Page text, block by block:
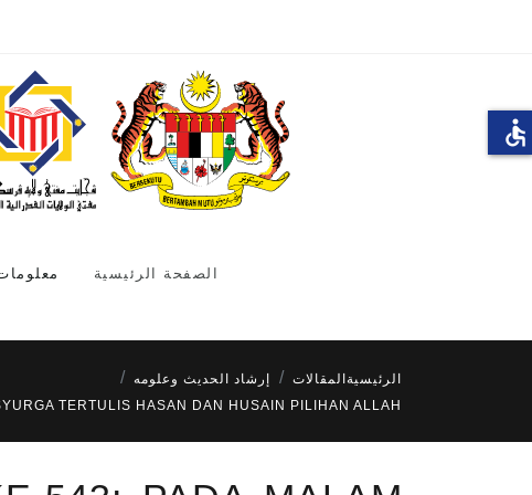
الصفحة الرئيسية
الرئيسية المقالات
إرشاد الحديث وعلومه
TERTULIS HASAN DAN HUSAIN PILIHAN ALLAH
accessible